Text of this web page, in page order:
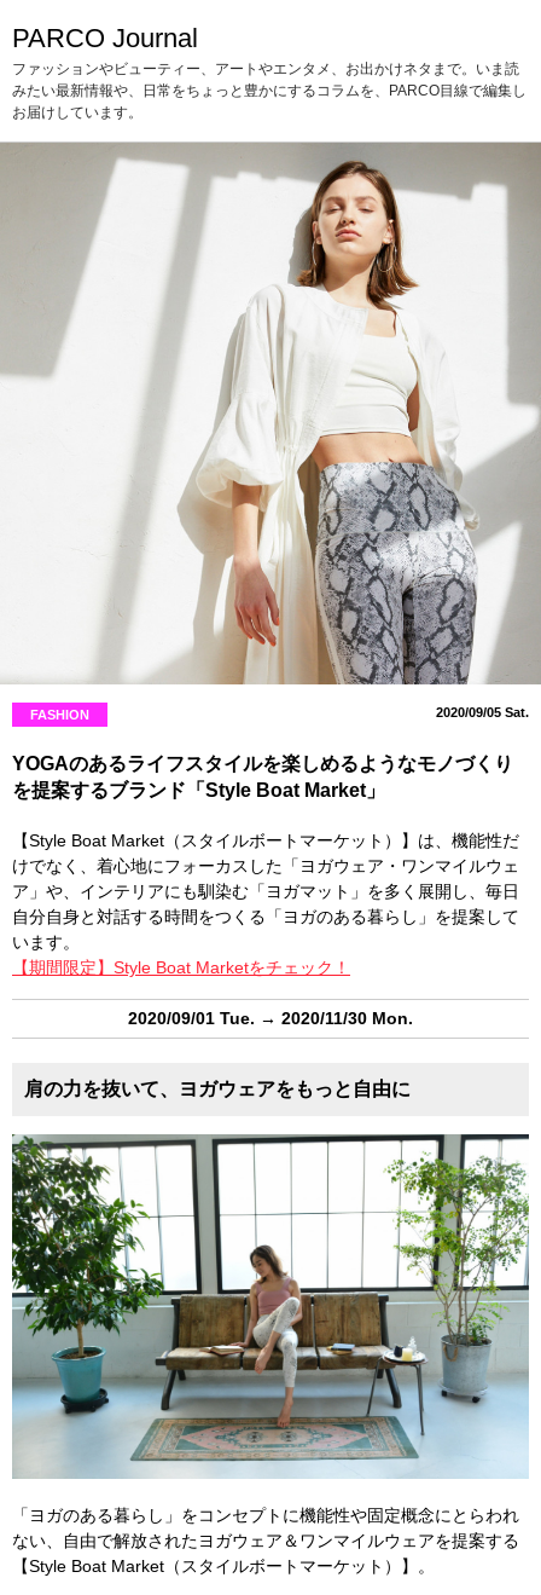
PARCO Journal
ファッションやビューティー、アートやエンタメ、お出かけネタまで。いま読
みたい最新情報や、日常をちょっと豊かにするコラムを、PARCO目線で編集し
お届けしています。
FASHION 2020/09/05 Sat.
YOGAのあるライフスタイルを楽しめるようなモノづくり
を提案するブランド「Style Boat Market」
【Style Boat Market（スタイルボートマーケット）】は、機能性だ
けでなく、着心地にフォーカスした「ヨガウェア・ワンマイルウェ
ア」や、インテリアにも馴染む「ヨガマット」を多く展開し、毎日
自分自身と対話する時間をつくる「ヨガのある暮らし」を提案して
います。
【期間限定】Style Boat Marketをチェック！
2020/09/01 Tue. → 2020/11/30 Mon.
肩の力を抜いて、ヨガウェアをもっと自由に
「ヨガのある暮らし」をコンセプトに機能性や固定概念にとらわれ
ない、自由で解放されたヨガウェア＆ワンマイルウェアを提案する
【Style Boat Market（スタイルボートマーケット）】。